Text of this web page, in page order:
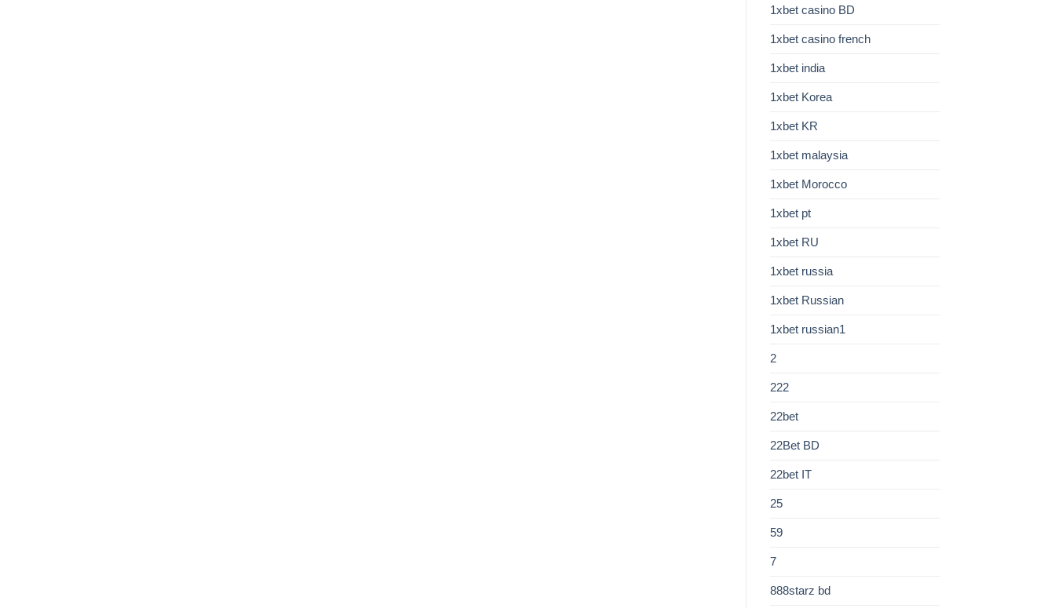
1xbet casino BD
1xbet casino french
1xbet india
1xbet Korea
1xbet KR
1xbet malaysia
1xbet Morocco
1xbet pt
1xbet RU
1xbet russia
1xbet Russian
1xbet russian1
2
222
22bet
22Bet BD
22bet IT
25
59
7
888starz bd